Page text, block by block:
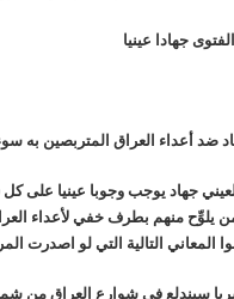
جهادا عينيا
ضد أعداء العراق المتربصين به
جهاد يوجب وجوبا عينيا على
يلوِّح منهم بطرف خفي لأعداء
المعاني التالية التي لو اصدرت
سيندلع في شوارع العراق من